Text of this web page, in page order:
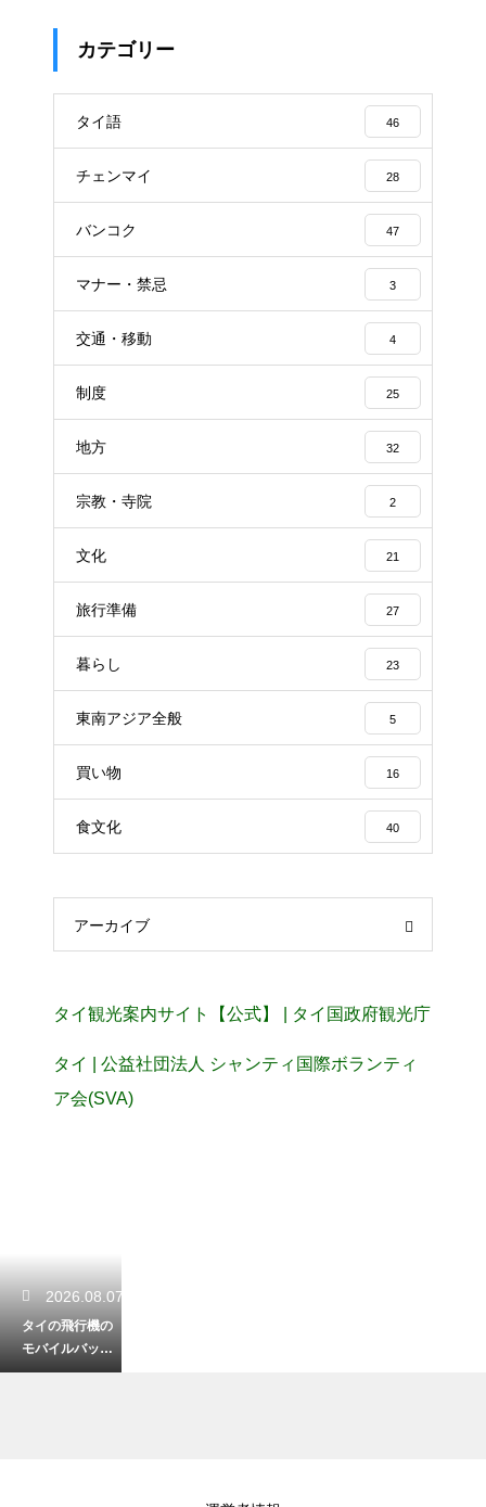
カテゴリー
タイ語 46
チェンマイ 28
バンコク 47
マナー・禁忌 3
交通・移動 4
制度 25
地方 32
宗教・寺院 2
文化 21
旅行準備 27
暮らし 23
東南アジア全般 5
買い物 16
食文化 40
アーカイブ
タイ観光案内サイト【公式】 | タイ国政府観光庁
タイ | 公益社団法人 シャンティ国際ボランティ
ア会(SVA)
2026.08.07
タイの飛行機の
モバイルバッテ
リーの容量の制